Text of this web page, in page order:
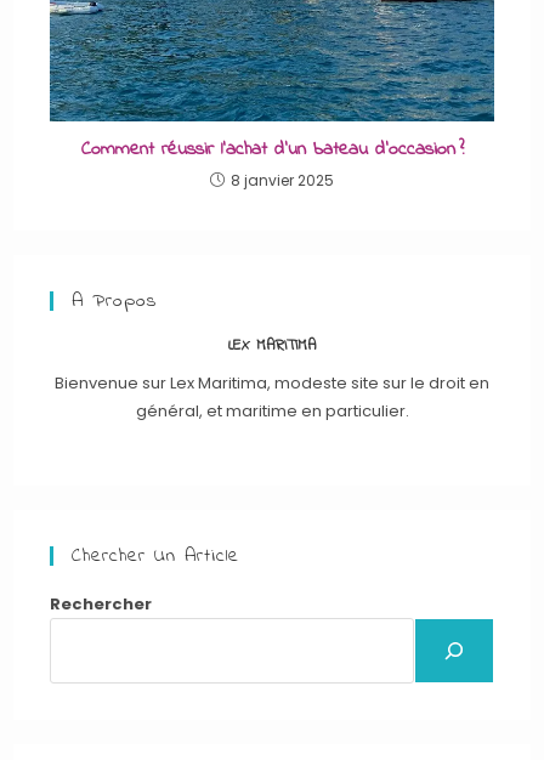
Comment réussir l’achat d’un bateau d’occasion ?
8 janvier 2025
A Propos
LEX MARITIMA
Bienvenue sur Lex Maritima, modeste site sur le droit en
général, et maritime en particulier.
Chercher Un Article
Rechercher